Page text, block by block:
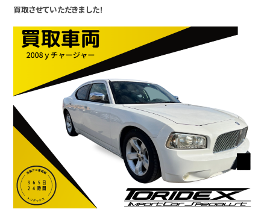
買取させていただきました！